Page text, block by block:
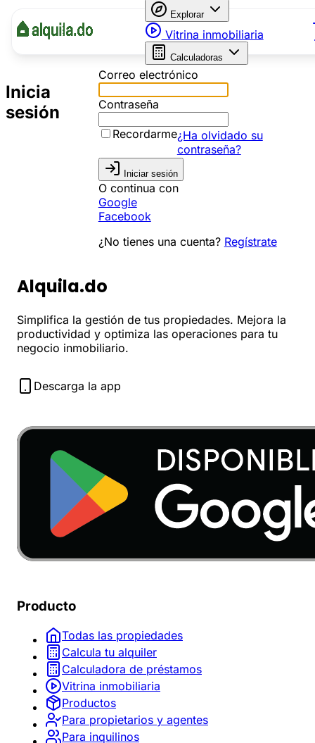
Explorar
Vitrina inmobiliaria
Calculadoras
Inicia
sesión
Correo electrónico
Contraseña
Recordarme¿Ha olvidado su
contraseña?
Iniciar sesión
O continua con
Google
Facebook
¿No tienes una cuenta? Regístrate
Alquila.do
Simplifica la gestión de tus propiedades. Mejora la
productividad y optimiza las operaciones para tu
negocio inmobiliario.
Descarga la app
Producto
Todas las propiedades
Calcula tu alquiler
Calculadora de préstamos
Vitrina inmobiliaria
Productos
Para propietarios y agentes
Para inquilinos